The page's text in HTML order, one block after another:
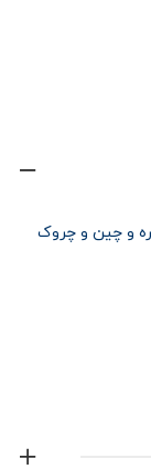
و چین و چروک